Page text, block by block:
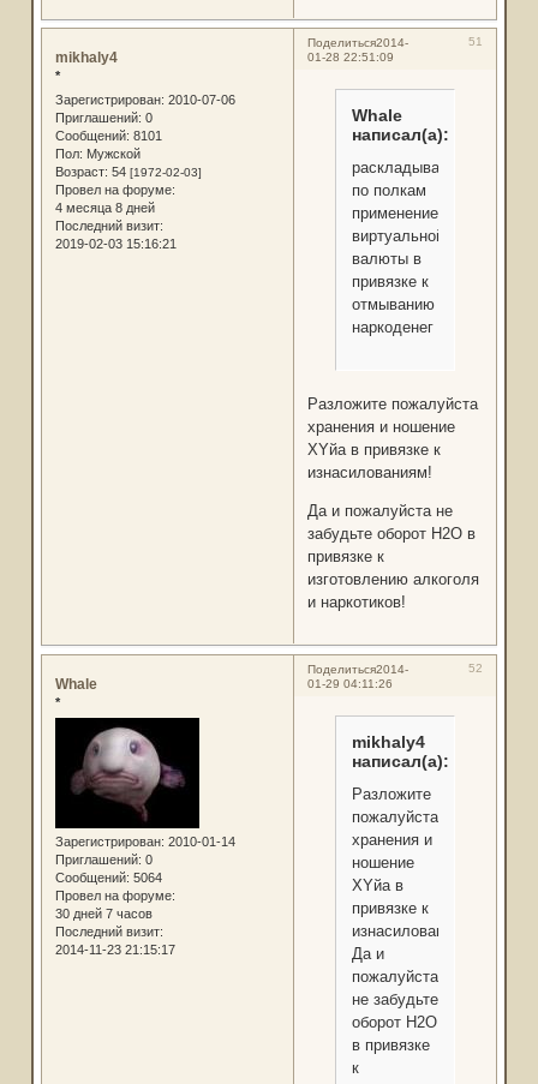
Поделиться 51
2014-
01-28 22:51:09
mikhaly4
*
Зарегистрирован: 2010-07-06
Приглашений: 0
Сообщений: 8101
Пол: Мужской
Возраст: 54 [1972-02-03]
Провел на форуме:
4 месяца 8 дней
Последний визит:
2019-02-03 15:16:21
Whale
написал(а):
раскладывать
по полкам
применение
виртуальной
валюты в
привязке к
отмыванию
наркоденег
Разложите пожалуйста
хранения и ношение
XYйа в привязке к
изнасилованиям!
Да и пожалуйста не
забудьте оборот H2O в
привязке к
изготовлению алкоголя
и наркотиков!
Поделиться 52
2014-
01-29 04:11:26
Whale
*
Зарегистрирован: 2010-01-14
Приглашений: 0
Сообщений: 5064
Провел на форуме:
30 дней 7 часов
Последний визит:
2014-11-23 21:15:17
mikhaly4
написал(а):
Разложите
пожалуйста
хранения и
ношение
XYйа в
привязке к
изнасилованиям!
Да и
пожалуйста
не забудьте
оборот H2O
в привязке
к